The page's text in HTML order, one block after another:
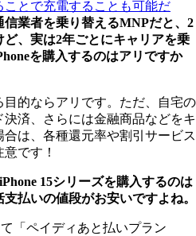
ことで充電することも可能だ
業者を乗り替えるMNPだと、2
、実は2年ごとにキャリアを乗
を購入するのはアリですか
的ならアリです。ただ、自宅の
済、さらには金融商品などをキ
は、各種還元率や割引サービス
です！
15シリーズを購入するのは
払いの値段がお安いですよね。
「ペイディあと払いプラン